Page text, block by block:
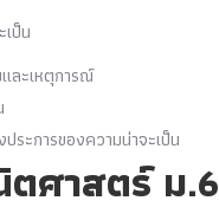
ป็น
ละเหตุการณ์
ระการของความน่าจะเป็น
ศาสตร์ ม.6